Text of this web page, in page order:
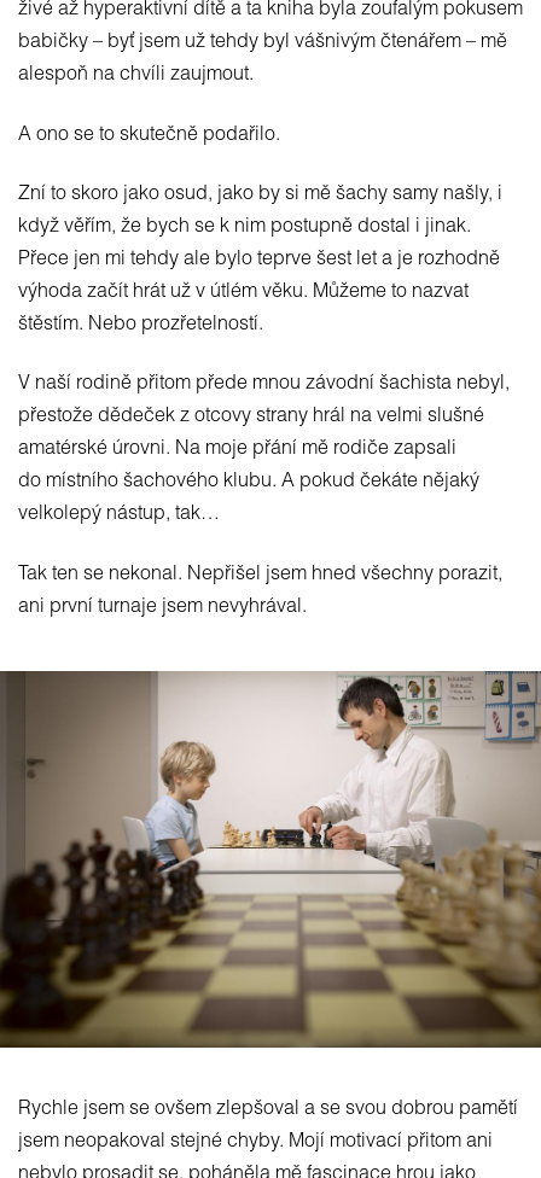
živé až hyperaktivní dítě a ta kniha byla zoufalým pokusem
babičky – byť jsem už tehdy byl vášnivým čtenářem – mě
alespoň na chvíli zaujmout.
A ono se to skutečně podařilo.
Zní to skoro jako osud, jako by si mě šachy samy našly, i
když věřím, že bych se k nim postupně dostal i jinak.
Přece jen mi tehdy ale bylo teprve šest let a je rozhodně
výhoda začít hrát už v útlém věku. Můžeme to nazvat
štěstím. Nebo prozřetelností.
V naší rodině přitom přede mnou závodní šachista nebyl,
přestože dědeček z otcovy strany hrál na velmi slušné
amatérské úrovni. Na moje přání mě rodiče zapsali
do místního šachového klubu. A pokud čekáte nějaký
velkolepý nástup, tak…
Tak ten se nekonal. Nepřišel jsem hned všechny porazit,
ani první turnaje jsem nevyhrával.
Rychle jsem se ovšem zlepšoval a se svou dobrou pamětí
jsem neopakoval stejné chyby. Mojí motivací přitom ani